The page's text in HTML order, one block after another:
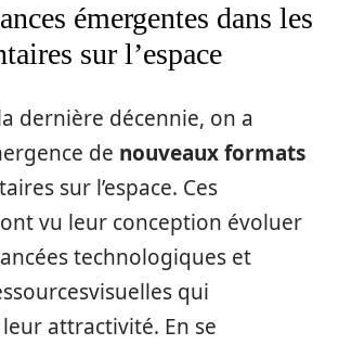
émergentes dans les
sur l’espace
dernière décennie, on a
de nouveaux formats
sur l’espace. Ces
vu leur conception évoluer
technologiques et
qui
attractivité. En se